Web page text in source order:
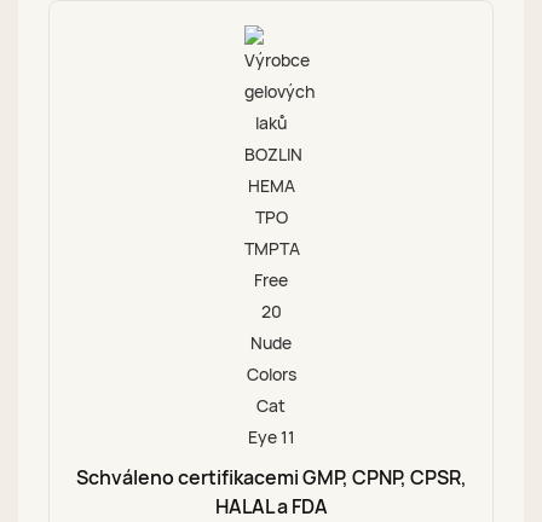
Schváleno certifikacemi GMP, CPNP, CPSR,
HALAL a FDA